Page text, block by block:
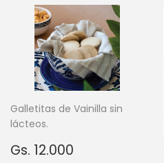
Galletitas de Vainilla sin
lácteos.
Precio
Gs. 12.000